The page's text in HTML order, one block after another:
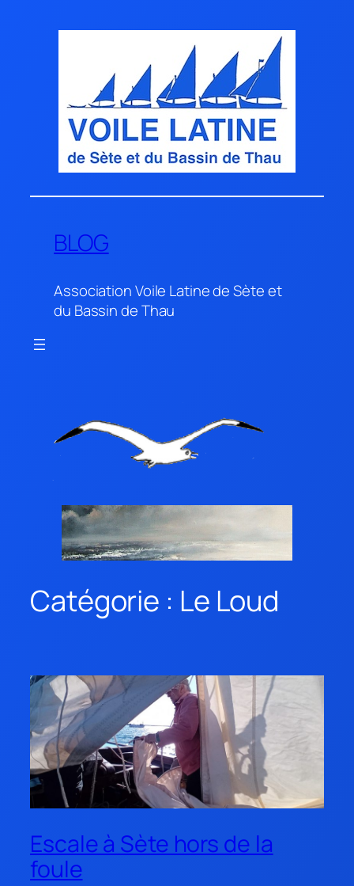
BLOG
Association Voile Latine de Sète et
du Bassin de Thau
Catégorie : Le Loud
Escale à Sète hors de la
foule